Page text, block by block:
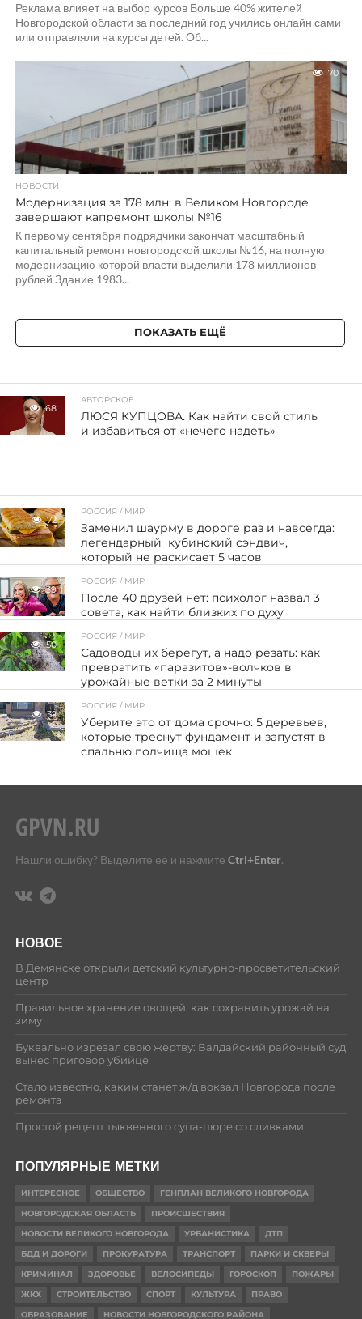
Реклама влияет на выбор курсов Больше 40% жителей
Новгородской области за последний год учились онлайн сами
или отправляли на курсы детей. Об...
70
НОВОСТИ
Модернизация за 178 млн: в Великом Новгороде
завершают капремонт школы №16
К первому сентября подрядчики закончат масштабный
капитальный ремонт новгородской школы №16, на полную
модернизацию которой власти выделили 178 миллионов
рублей Здание 1983...
ПОКАЗАТЬ ЕЩЁ
68
АВТОРСКОЕ
ЛЮСЯ КУПЦОВА. Как найти свой стиль
и избавиться от «нечего надеть»
72
РОССИЯ / МИР
Заменил шаурму в дороге раз и навсегда:
легендарный кубинский сэндвич,
который не раскисает 5 часов
39
РОССИЯ / МИР
После 40 друзей нет: психолог назвал 3
совета, как найти близких по духу
50
РОССИЯ / МИР
Садоводы их берегут, а надо резать: как
превратить «паразитов»-волчков в
урожайные ветки за 2 минуты
32
РОССИЯ / МИР
Уберите это от дома срочно: 5 деревьев,
которые треснут фундамент и запустят в
спальню полчища мошек
Нашли ошибку? Выделите её и нажмите Ctrl+Enter.
НОВОЕ
В Демянске открыли детский культурно-просветительский
центр
Правильное хранение овощей: как сохранить урожай на
зиму
Буквально изрезал свою жертву: Валдайский районный суд
вынес приговор убийце
Стало известно, каким станет ж/д вокзал Новгорода после
ремонта
Простой рецепт тыквенного супа-пюре со сливками
ПОПУЛЯРНЫЕ МЕТКИ
ИНТЕРЕСНОЕ ОБЩЕСТВО
ГЕНПЛАН ВЕЛИКОГО НОВГОРОДА
НОВГОРОДСКАЯ ОБЛАСТЬ
ПРОИСШЕСТВИЯ
НОВОСТИ ВЕЛИКОГО НОВГОРОДА
УРБАНИСТИКА
ДТП
БДД И ДОРОГИ
ПРОКУРАТУРА ТРАНСПОРТ
ПАРКИ И СКВЕРЫ
КРИМИНАЛ
ЗДОРОВЬЕ ВЕЛОСИПЕДЫ ГОРОСКОП
ПОЖАРЫ
ЖКХ
СТРОИТЕЛЬСТВО СПОРТ КУЛЬТУРА
ПРАВО
ОБРАЗОВАНИЕ
НОВОСТИ НОВГОРОДСКОГО РАЙОНА